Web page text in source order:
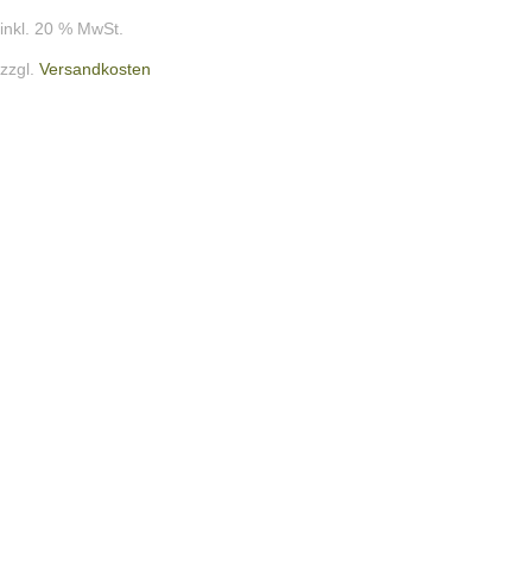
inkl. 20 % MwSt.
zzgl. Versandkosten